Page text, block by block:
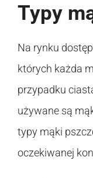
Typy
Na rynku
których każda
przypadku
używane są
typy mąki
oczekiwanej